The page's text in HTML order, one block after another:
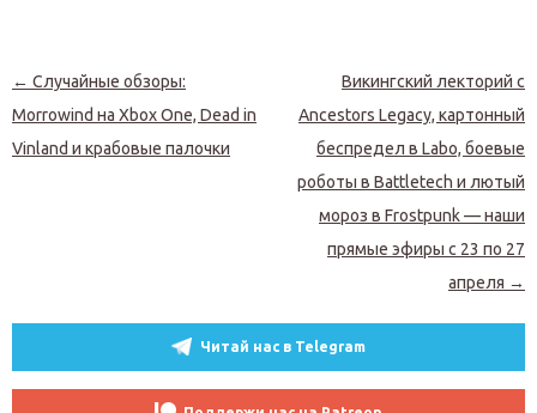
Навигация по записям
← Случайные обзоры:
Morrowind на Xbox One, Dead in
Vinland и крабовые палочки
Викингский лекторий с
Ancestors Legacy, картонный
беспредел в Labo, боевые
роботы в Battletech и лютый
мороз в Frostpunk — наши
прямые эфиры с 23 по 27
апреля →
Читай нас в Telegram